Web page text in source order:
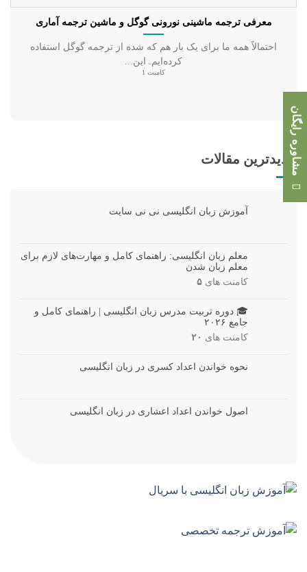
جدیدترین مقالات
آموزش زبان انگلیسی نی نی سایت
معلم زبان انگلیسی: راهنمای کامل و مهارت‌های لازم برای
معلم زبان شدن
کامنت های ۵
🎓 دوره تربیت مدرس زبان انگلیسی | راهنمای کامل و
جامع ۲۰۲۶
کامنت های ۲۰
نحوه خواندن اعداد کسری در زبان انگلیسی
اصول خواندن اعداد اعشاری در زبان انگلیسی
معرفی ترجمه ماشینی نورونی گوگل و ماشین ترجمه آماری
احتمالاً همه ما برای یک بار هم که شده از ترجمه گوگل استفاده
کرده‌ایم. این...
کامنت 1
مشاوره رایگان